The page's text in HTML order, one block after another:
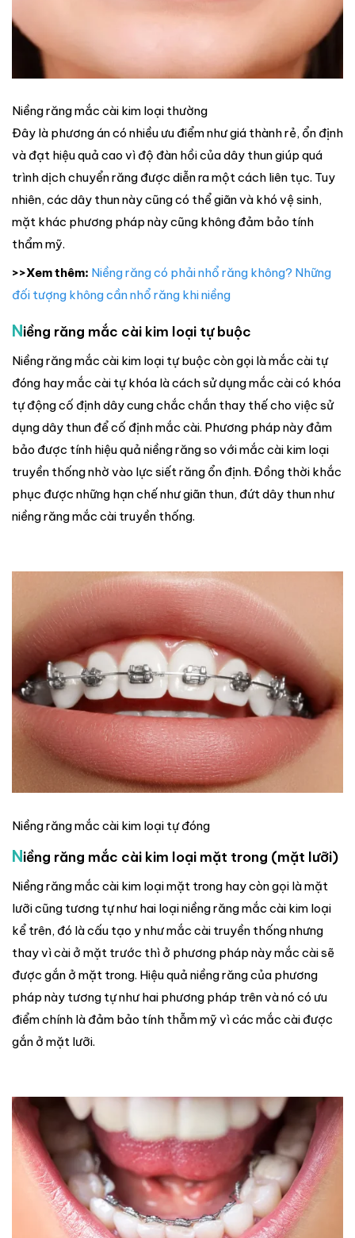
Niềng răng mắc cài kim loại thường
Đây là phương án có nhiều ưu điểm như giá thành rẻ, ổn định
và đạt hiệu quả cao vì độ đàn hồi của dây thun giúp quá
trình dịch chuyển răng được diễn ra một cách liên tục. Tuy
nhiên, các dây thun này cũng có thể giãn và khó vệ sinh,
mặt khác phương pháp này cũng không đảm bảo tính
thẩm mỹ.
>>Xem thêm: Niềng răng có phải nhổ răng không? Những
đối tượng không cần nhổ răng khi niềng
Niềng răng mắc cài kim loại tự buộc
Niềng răng mắc cài kim loại tự buộc còn gọi là mắc cài tự
đóng hay mắc cài tự khóa là cách sử dụng mắc cài có khóa
tự động cố định dây cung chắc chắn thay thế cho việc sử
dụng dây thun để cố định mắc cài. Phương pháp này đảm
bảo được tính hiệu quả niềng răng so với mắc cài kim loại
truyền thống nhờ vào lực siết răng ổn định. Đồng thời khắc
phục được những hạn chế như giãn thun, đứt dây thun như
niềng răng mắc cài truyền thống.
Niềng răng mắc cài kim loại tự đóng
Niềng răng mắc cài kim loại mặt trong (mặt lưỡi)
Niềng răng mắc cài kim loại mặt trong hay còn gọi là mặt
lưỡi cũng tương tự như hai loại niềng răng mắc cài kim loại
kể trên, đó là cấu tạo y như mắc cài truyền thống nhưng
thay vì cài ở mặt trước thì ở phương pháp này mắc cài sẽ
được gắn ở mặt trong. Hiệu quả niềng răng của phương
pháp này tương tự như hai phương pháp trên và nó có ưu
điểm chính là đảm bảo tính thẫm mỹ vì các mắc cài được
gắn ở mặt lưỡi.